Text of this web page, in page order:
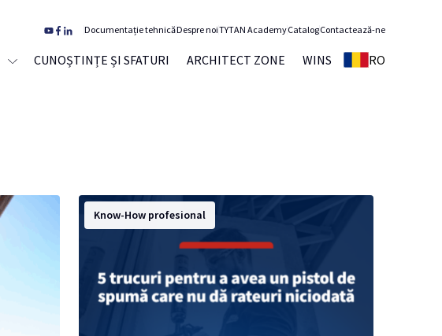
CUNOȘTINȚE ȘI SFATURI ARCHITECT ZONE WINS RO
Documentație tehnicăDespre noiTYTAN AcademyCatalogContactează-ne
Know-How profesional